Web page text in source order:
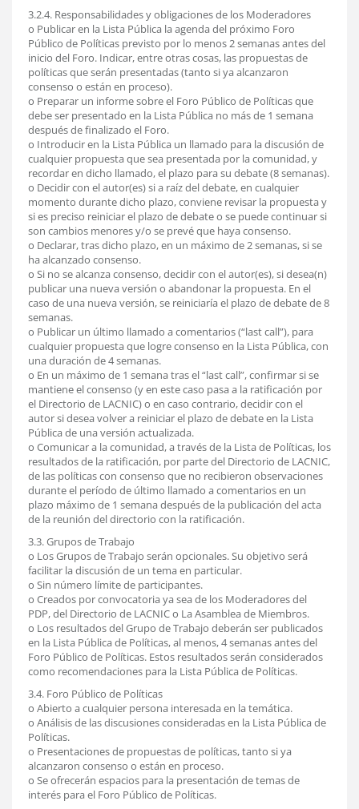
3.2.4. Responsabilidades y obligaciones de los Moderadores
o Publicar en la Lista Pública la agenda del próximo Foro
Público de Políticas previsto por lo menos 2 semanas antes del
inicio del Foro. Indicar, entre otras cosas, las propuestas de
políticas que serán presentadas (tanto si ya alcanzaron
consenso o están en proceso).
o Preparar un informe sobre el Foro Público de Políticas que
debe ser presentado en la Lista Pública no más de 1 semana
después de finalizado el Foro.
o Introducir en la Lista Pública un llamado para la discusión de
cualquier propuesta que sea presentada por la comunidad, y
recordar en dicho llamado, el plazo para su debate (8 semanas).
o Decidir con el autor(es) si a raíz del debate, en cualquier
momento durante dicho plazo, conviene revisar la propuesta y
si es preciso reiniciar el plazo de debate o se puede continuar si
son cambios menores y/o se prevé que haya consenso.
o Declarar, tras dicho plazo, en un máximo de 2 semanas, si se
ha alcanzado consenso.
o Si no se alcanza consenso, decidir con el autor(es), si desea(n)
publicar una nueva versión o abandonar la propuesta. En el
caso de una nueva versión, se reiniciaría el plazo de debate de 8
semanas.
o Publicar un último llamado a comentarios (“last call”), para
cualquier propuesta que logre consenso en la Lista Pública, con
una duración de 4 semanas.
o En un máximo de 1 semana tras el “last call”, confirmar si se
mantiene el consenso (y en este caso pasa a la ratificación por
el Directorio de LACNIC) o en caso contrario, decidir con el
autor si desea volver a reiniciar el plazo de debate en la Lista
Pública de una versión actualizada.
o Comunicar a la comunidad, a través de la Lista de Políticas, los
resultados de la ratificación, por parte del Directorio de LACNIC,
de las políticas con consenso que no recibieron observaciones
durante el período de último llamado a comentarios en un
plazo máximo de 1 semana después de la publicación del acta
de la reunión del directorio con la ratificación.
3.3. Grupos de Trabajo
o Los Grupos de Trabajo serán opcionales. Su objetivo será
facilitar la discusión de un tema en particular.
o Sin número límite de participantes.
o Creados por convocatoria ya sea de los Moderadores del
PDP, del Directorio de LACNIC o La Asamblea de Miembros.
o Los resultados del Grupo de Trabajo deberán ser publicados
en la Lista Pública de Políticas, al menos, 4 semanas antes del
Foro Público de Políticas. Estos resultados serán considerados
como recomendaciones para la Lista Pública de Políticas.
3.4. Foro Público de Políticas
o Abierto a cualquier persona interesada en la temática.
o Análisis de las discusiones consideradas en la Lista Pública de
Políticas.
o Presentaciones de propuestas de políticas, tanto si ya
alcanzaron consenso o están en proceso.
o Se ofrecerán espacios para la presentación de temas de
interés para el Foro Público de Políticas.